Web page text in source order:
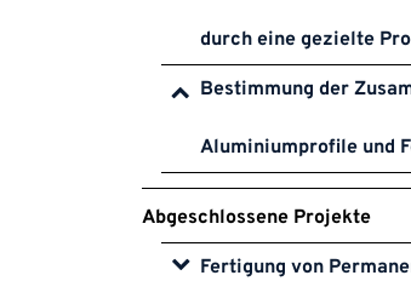
durch eine gezielte
Bestimmung der
Aluminiumprofile und
Abgeschlossene Projekte
Fertigung von